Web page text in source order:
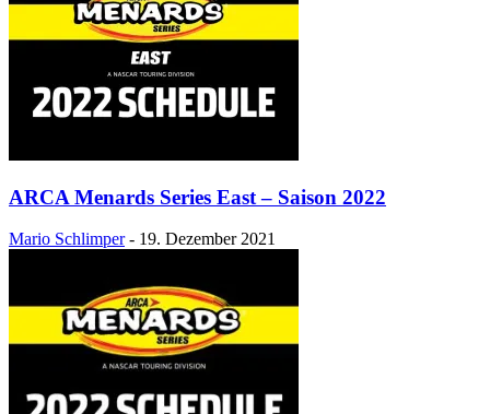
ARCA Menards Series East – Saison 2022
Mario Schlimper - 19. Dezember 2021